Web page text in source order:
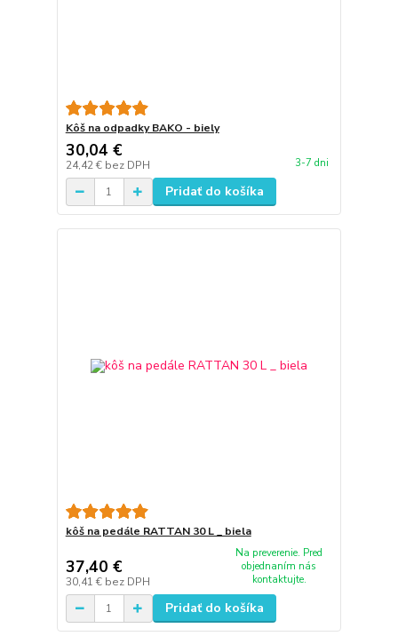
Kôš na odpadky BAKO - biely
30,04 €
24,42 € bez DPH 3-7 dni
Pridať do košíka
kôš na pedále RATTAN 30 L _ biela
37,40 €
30,41 € bez DPH
Na preverenie. Pred
objednaním nás
kontaktujte.
Pridať do košíka